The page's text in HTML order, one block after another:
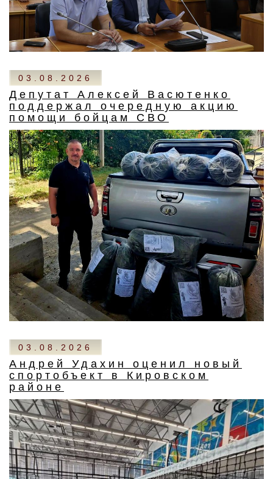
03.08.2026
Депутат Алексей Васютенко
поддержал очередную акцию
помощи бойцам СВО
03.08.2026
Андрей Удахин оценил новый
спортобъект в Кировском
районе